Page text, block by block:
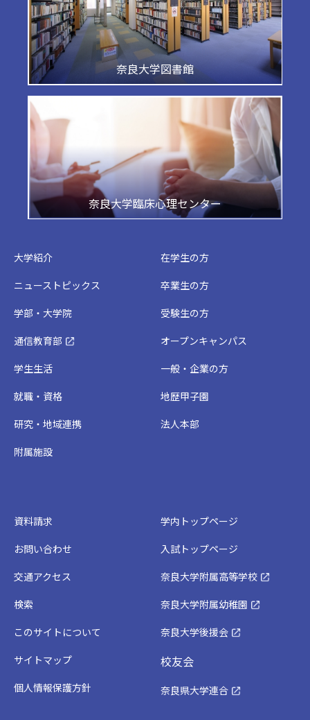
奈良大学図書館
奈良大学臨床心理センター
大学紹介
ニューストピックス
学部・大学院
通信教育部
学生生活
就職・資格
研究・地域連携
附属施設
在学生の方
卒業生の方
受験生の方
オープンキャンパス
一般・企業の方
地歴甲子園
法人本部
資料請求
お問い合わせ
交通アクセス
検索
このサイトについて
サイトマップ
個人情報保護方針
学内トップページ
入試トップページ
奈良大学附属高等学校
奈良大学附属幼稚園
奈良大学後援会
校友会
奈良県大学連合